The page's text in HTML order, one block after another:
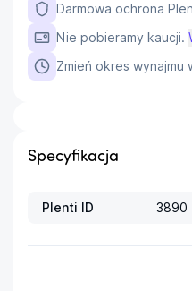
Darmowa ochrona
Nie pobieramy kaucji.
Zmień okres wynajmu
Specyfikacja
Plenti ID 3890